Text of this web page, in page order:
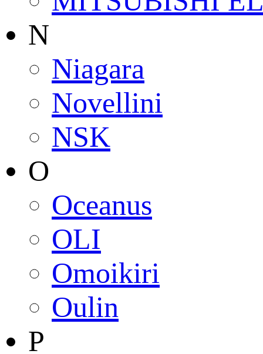
N
Niagara
Novellini
NSK
O
Oceanus
OLI
Omoikiri
Oulin
P